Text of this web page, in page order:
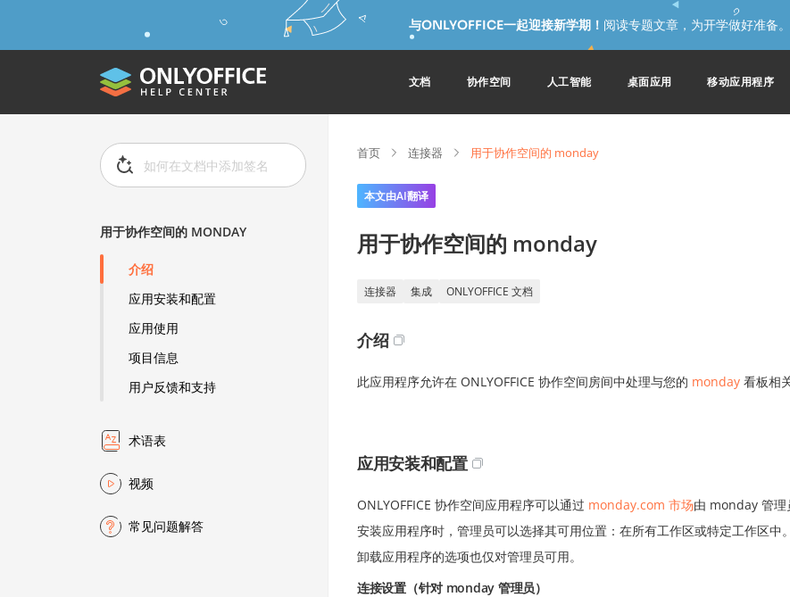
与ONLYOFFICE一起迎接新学期！ 阅读专题文章，为开学做好准备。
文档 协作空间 人工智能 桌面应用 移动应用程序
用于协作空间的 MONDAY
介绍
应用安装和配置
应用使用
项目信息
用户反馈和支持
术语表
视频
常见问题解答
首页 连接器 用于协作空间的 monday
本文由AI翻译
用于协作空间的 monday
连接器 集成 ONLYOFFICE 文档
介绍
此应用程序允许在 ONLYOFFICE 协作空间房间中处理与您的 monday 看板相
应用安装和配置
ONLYOFFICE 协作空间应用程序可以通过 monday.com 市场由 monday 管理
安装应用程序时，管理员可以选择其可用位置：在所有工作区或特定工作区中
卸载应用程序的选项也仅对管理员可用。
连接设置（针对 monday 管理员）